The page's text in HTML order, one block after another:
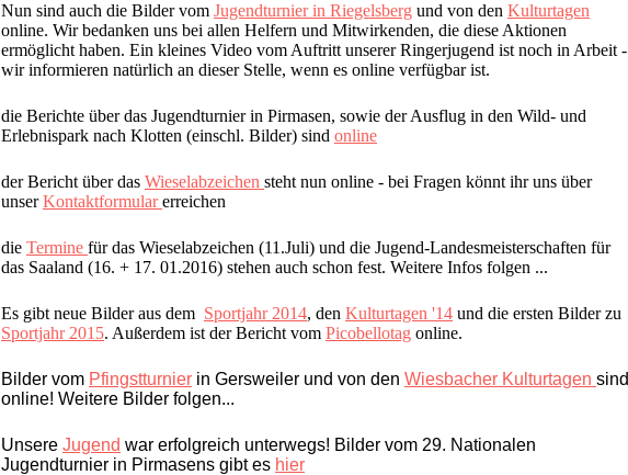
Nun sind auch die Bilder vom Jugendturnier in Riegelsberg und von den Kulturtagen
online. Wir bedanken uns bei allen Helfern und Mitwirkenden, die diese Aktionen
ermöglicht haben. Ein kleines Video vom Auftritt unserer Ringerjugend ist noch in Arbeit -
wir informieren natürlich an dieser Stelle, wenn es online verfügbar ist.
die Berichte über das Jugendturnier in Pirmasen, sowie der Ausflug in den Wild- und
Erlebnispark nach Klotten (einschl. Bilder) sind online
der Bericht über das Wieselabzeichen steht nun online - bei Fragen könnt ihr uns über
unserKontaktformularerreichen
die Termine für das Wieselabzeichen (11.Juli) und die Jugend-Landesmeisterschaften für
das Saaland (16. + 17. 01.2016) stehen auch schon fest. Weitere Infos folgen ...
Es gibt neue Bilder aus dem Sportjahr 2014, den Kulturtagen '14 und die ersten Bilder zu
Sportjahr 2015. Außerdem ist der Bericht vom Picobellotag online.
Bilder vom Pfingstturnier in Gersweiler und von den Wiesbacher Kulturtagen sind
online! Weitere Bilder folgen...
Unsere Jugend war erfolgreich unterwegs! Bilder vom 29. Nationalen
Jugendturnier in Pirmasens gibt es hier